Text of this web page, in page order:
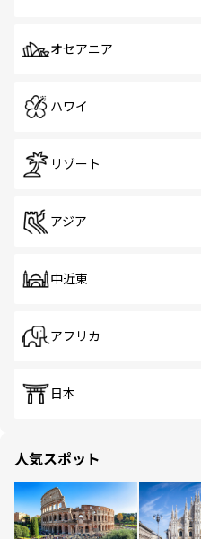
オセアニア
ハワイ
リゾート
アジア
中近東
アフリカ
日本
人気スポット